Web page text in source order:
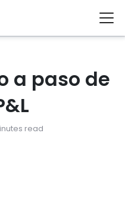
a paso de
read